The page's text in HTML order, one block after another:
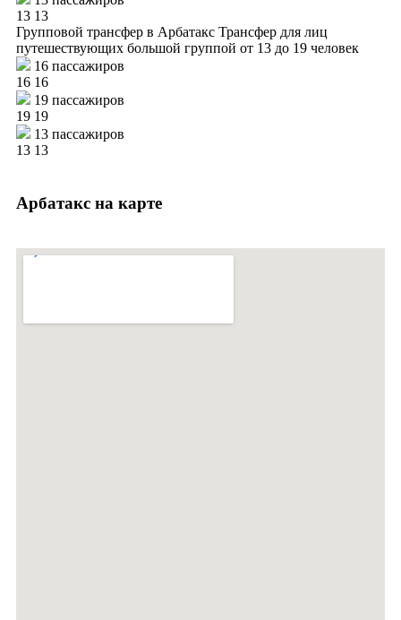
13 13
Групповой трансфер в Арбатакс Трансфер для лиц
путешествующих большой группой от 13 до 19 человек
16 пассажиров
16 16
19 пассажиров
19 19
13 пассажиров
13 13
Арбатакс на карте